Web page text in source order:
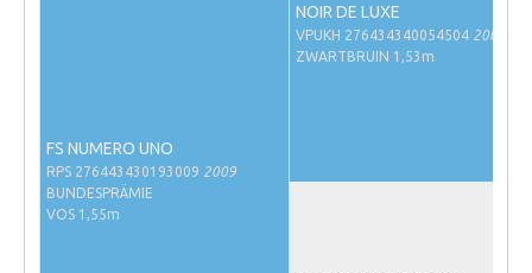
Nationale Keuring
Late Veulenkeuring
FS NUMERO UNO
RPS 276443430193009 2009
BUNDESPRÄMIE
VOS 1,55m
NOIR DE LUXE
VPUKH 276434340054504 2004
ZWARTBRUIN 1,53m